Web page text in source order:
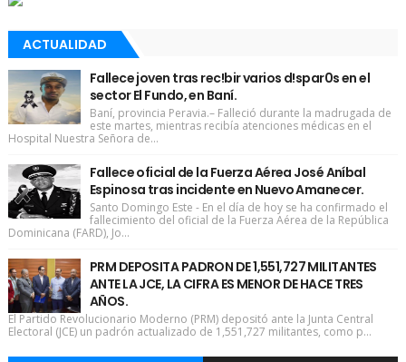
ACTUALIDAD
Fallece joven tras rec!bir varios d!spar0s en el
sector El Fundo, en Baní.
Baní, provincia Peravia.– Falleció durante la madrugada de
este martes, mientras recibía atenciones médicas en el
Hospital Nuestra Señora de...
Fallece oficial de la Fuerza Aérea José Aníbal
Espinosa tras incidente en Nuevo Amanecer.
Santo Domingo Este - En el día de hoy se ha confirmado el
fallecimiento del oficial de la Fuerza Aérea de la República
Dominicana (FARD), Jo...
PRM DEPOSITA PADRON DE 1,551,727 MILITANTES
ANTE LA JCE, LA CIFRA ES MENOR DE HACE TRES
AÑOS.
El Partido Revolucionario Moderno (PRM) depositó ante la Junta Central
Electoral (JCE) un padrón actualizado de 1,551,727 militantes, como p...